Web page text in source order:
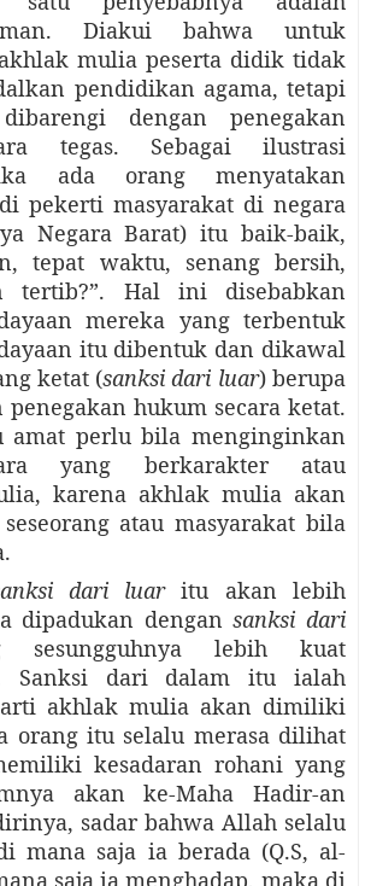
Diakui bahwa untuk
mulia peserta didik tidak
pendidikan agama, tetapi
dengan penegakan
tegas. Sebagai ilustrasi
ada orang menyatakan
pekerti masyarakat di negara
Negara Barat) itu baik-baik,
tepat waktu, senang bersih,
tertib?”. Hal ini disebabkan
mereka yang terbentuk
itu dibentuk dan dikawal
ketat (sanksi dari luar) berupa
hukum secara ketat.
amat perlu bila menginginkan
yang berkarakter atau
karena akhlak mulia akan
atau masyarakat bila
dari luaritu akan lebih
dipadukan dengansanksi dari
sesungguhnya lebih kuat
Sanksi dari dalam itu ialah
akhlak mulia akan dimiliki
orang itu selalu merasa dilihat
kesadaran rohani yang
akan ke-Maha Hadir-an
sadar bahwa Allah selalu
mana saja ia berada (Q.S, al-
saja ia menghadap, maka di